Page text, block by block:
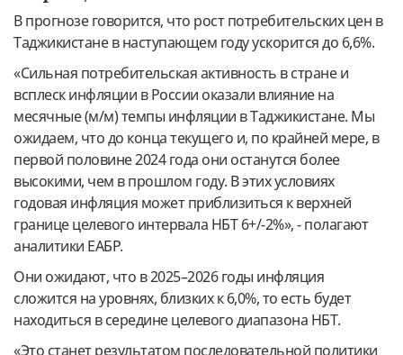
В прогнозе говорится, что рост потребительских цен в
Таджикистане в наступающем году ускорится до 6,6%.
«Сильная потребительская активность в стране и
всплеск инфляции в России оказали влияние на
месячные (м/м) темпы инфляции в Таджикистане. Мы
ожидаем, что до конца текущего и, по крайней мере, в
первой половине 2024 года они останутся более
высокими, чем в прошлом году. В этих условиях
годовая инфляция может приблизиться к верхней
границе целевого интервала НБТ 6+/-2%», - полагают
аналитики ЕАБР.
Они ожидают, что в 2025–2026 годы инфляция
сложится на уровнях, близких к 6,0%, то есть будет
находиться в середине целевого диапазона НБТ.
«Это станет результатом последовательной политики